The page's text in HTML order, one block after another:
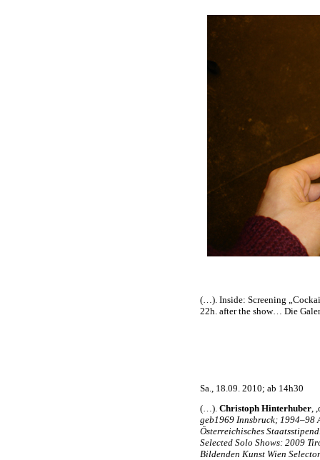
(…). Inside: Screening
22h. after the show… Die
Sa., 18.09. 2010; ab 14h30
(…). Christoph Hinterhuber,
geb1969 Innsbruck; 1994–98
Österreichisches
Selected Solo Shows: 2009
Bildenden Kunst Wien